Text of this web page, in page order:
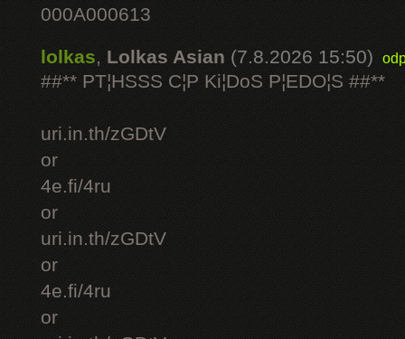
000A000613
lolkas,Lolkas Asian (7.8.2026 15:50)
##** PT¦HSSS C¦P Ki¦DoS P¦EDO¦S ##**
uri.in.th/zGDtV
or
4e.fi/4ru
or
uri.in.th/zGDtV
or
4e.fi/4ru
or